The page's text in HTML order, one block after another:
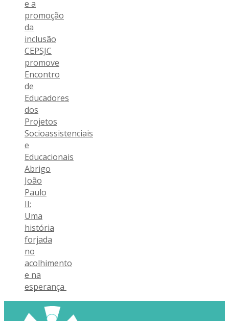
e a
promoção
da
inclusão
CEPSJC
promove
Encontro
de
Educadores
dos
Projetos
Socioassistenciais
e
Educacionais
Abrigo
João
Paulo
II:
Uma
história
forjada
no
acolhimento
e na
esperança